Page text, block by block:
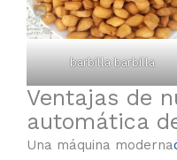
barbilla barbilla
Ventajas de
automática
Una máquina moderna